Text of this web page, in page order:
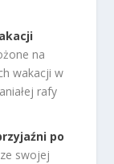
na
wakacji w
rafy
po
swojej